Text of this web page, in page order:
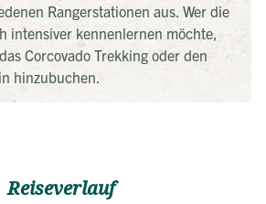
Rangerstationen aus. Wer die
intensiver kennenlernen möchte,
Corcovado Trekking oder den
hinzubuchen.
Reiseverlauf